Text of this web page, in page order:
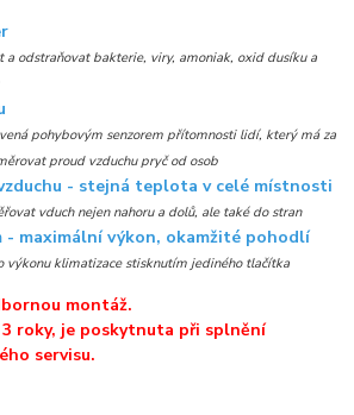
a odstraňovat bakterie, viry, amoniak, oxid dusíku a
pohybovým senzorem přítomnosti lidí, který má za
proud vzduchu pryč od osob
- stejná teplota v celé místnosti
vduch nejen nahoru a dolů, ale také do stran
- maximální výkon, okamžité pohodlí
výkonu klimatizace stisknutím jediného tlačítka
montáž.
roky, je poskytnuta při splnění
servisu.